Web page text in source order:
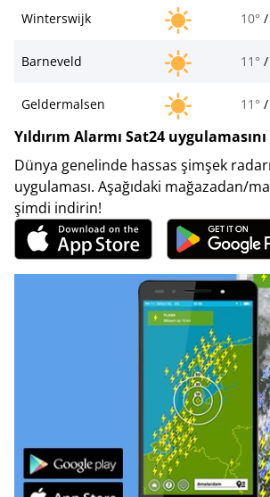
Winterswijk 10° /
Barneveld 11° /
Geldermalsen 11° /
Yıldırım Alarmı Sat24
Dünya genelinde hassas şimşek
uygulaması. Aşağıdaki mağazadan/
şimdi indirin!